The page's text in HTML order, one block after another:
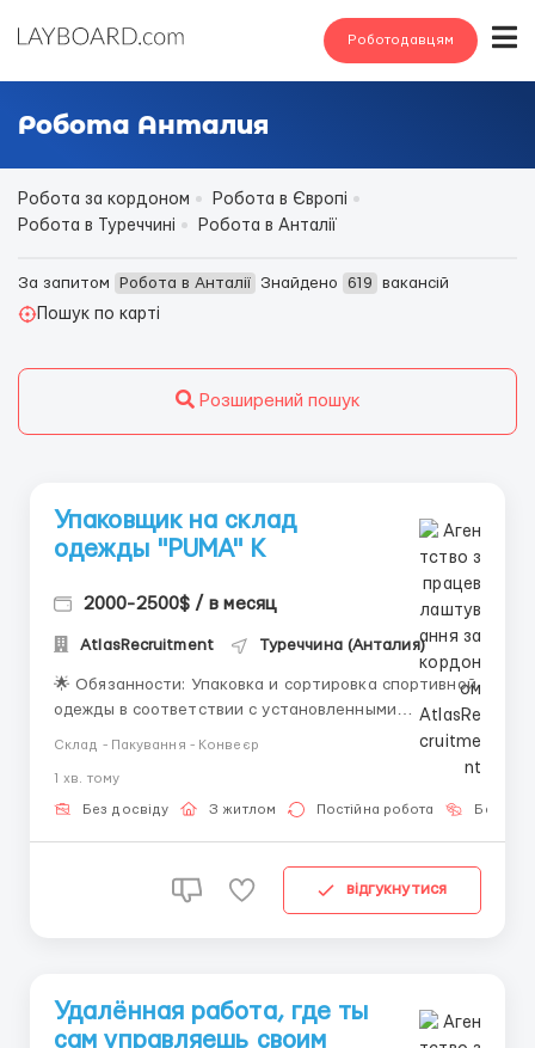
Роботодавцям
Робота Анталия
Робота за кордоном
Робота в Європі
Робота в Туреччині
Робота в Анталії
За запитом Робота в Анталії Знайдено 619
вакансій
Пошук по карті
Розширений пошук
Упаковщик на склад
одежды "PUMA" К
2000-2500$ / в месяц
AtlasRecruitment Туреччина (Анталия)
🌟 Обязанности: Упаковка и сортировка спортивной
одежды в соответствии с установленными
стандартами качества. Работа со сканером для
учета и маркировки товаров. Поддержание чистоты
и порядка на складе. Соблюдение инструкций по
обработке товаров и поддержание
Склад - Пакування - Конвеєр
1 хв. тому
Без досвіду З житлом Постійна робота Без
відгукнутися
Удалённая работа, где ты
сам управляешь своим